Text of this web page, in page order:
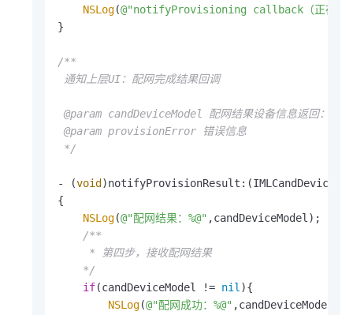
NSLog(@"notifyProvisioning callback（正在
}
/**
通知上层UI：配网完成结果回调
@param candDeviceModel 配网结果设备信息返回：配
@param provisionError 错误信息
*/
- (void
{
NSLog(@"配网结果：%@" ,candDeviceModel);
/**
     * 第四步，接收配网结果
    */
if(candDeviceModel != nil ){
NSLog(@"配网成功：%@" ,candDeviceModel);